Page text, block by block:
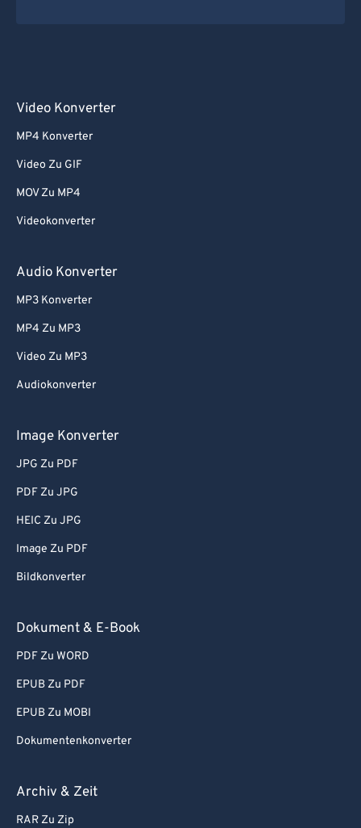
Video Konverter
MP4 Konverter
Video Zu GIF
MOV Zu MP4
Videokonverter
Audio Konverter
MP3 Konverter
MP4 Zu MP3
Video Zu MP3
Audiokonverter
Image Konverter
JPG Zu PDF
PDF Zu JPG
HEIC Zu JPG
Image Zu PDF
Bildkonverter
Dokument & E-Book
PDF Zu WORD
EPUB Zu PDF
EPUB Zu MOBI
Dokumentenkonverter
Archiv & Zeit
RAR Zu Zip